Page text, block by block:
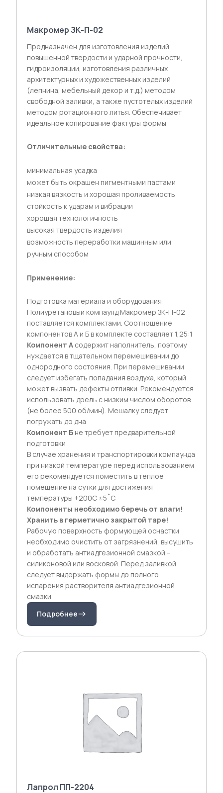
Макромер ЗК-П-02
Предназначен для изготовления изделий
повышенной твердости и ударной прочности,
гидроизоляции, изготовления различных
архитектурных и художественных изделий
(лепнина, мебельный декор и т.д.) методом
свободной заливки, а также пустотелых изделий
методом ротационного литья. Обеспечивает
идеальное копирование фактуры формы
Отличительные свойства:
минимальная усадка
может быть окрашен пигментными пастами
низкая вязкость и хорошая проливаемость
стойкость к ударам и вибрации
хорошая технологичность
высокая твердость изделия
возможность переработки машинным или
ручным способом
Применение:
Подготовка материала и оборудования:
Полиуретановый компаунд Макромер ЗК-П-02
поставляется комплектами. Соотношение
компонентов А и Б в комплекте составляет 1,25:1
Компонент А содержит наполнитель, поэтому
нуждается в тщательном перемешивании до
однородного состояния. При перемешивании
следует избегать попадания воздуха, который
может вызвать дефекты отливки. Рекомендуется
использовать дрель с низким числом оборотов
(не более 500 об/мин). Мешалку следует
погружать до дна
Компонент Б не требует предварительной
подготовки
В случае хранения и транспортировки компаунда
при низкой температуре перед использованием
его рекомендуется поместить в теплое
помещение на сутки для достижения
температуры +200С ±5˚С
Компоненты необходимо беречь от влаги!
Хранить в герметично закрытой таре!
Рабочую поверхность формующей оснастки
необходимо очистить от загрязнений, высушить
и обработать антиадгезионной смазкой –
силиконовой или восковой. Перед заливкой
следует выдержать формы до полного
испарения растворителя антиадгезионной
смазки
Подробнее
Лапрол ПП-2204